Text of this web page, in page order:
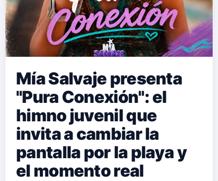
Mía Salvaje presenta
"Pura Conexión": el
himno juvenil que
invita a cambiar la
pantalla por la playa y
el momento real